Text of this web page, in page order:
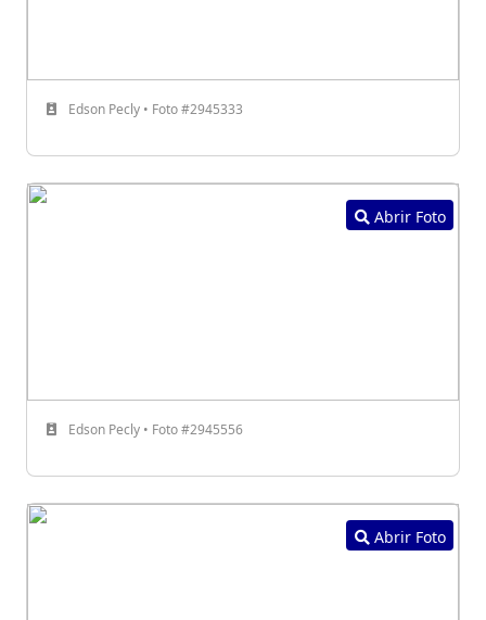
Edson Pecly • Foto #2945333
Abrir Foto
Edson Pecly • Foto #2945556
Abrir Foto